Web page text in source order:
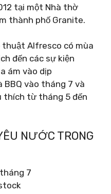
tại một Nhà thờ
thành phố Granite.
thuật Alfresco có mùa
đến các sự kiện
ám vào dịp
BBQ vào tháng 7 và
thích từ tháng 5 đến
NƯỚC TRONG